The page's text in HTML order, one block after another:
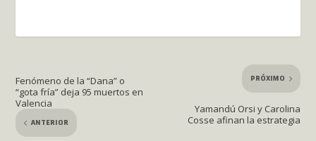
Fenómeno de la “Dana” o
“gota fría” deja 95 muertos en
Valencia
ANTERIOR
PRÓXIMO
Yamandú Orsi y Carolina
Cosse afinan la estrategia